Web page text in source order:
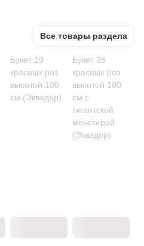
Все товары раздела
Букет 19
красных роз
высотой 100
см (Эквадор)
Букет 35
красных роз
высотой 100
см c
гигантской
монстерой
(Эквадор)